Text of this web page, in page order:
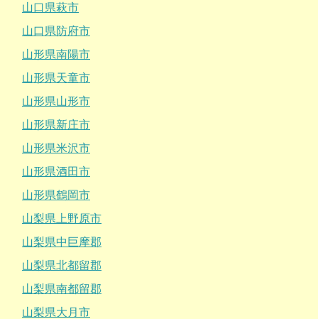
山口県萩市
山口県防府市
山形県南陽市
山形県天童市
山形県山形市
山形県新庄市
山形県米沢市
山形県酒田市
山形県鶴岡市
山梨県上野原市
山梨県中巨摩郡
山梨県北都留郡
山梨県南都留郡
山梨県大月市